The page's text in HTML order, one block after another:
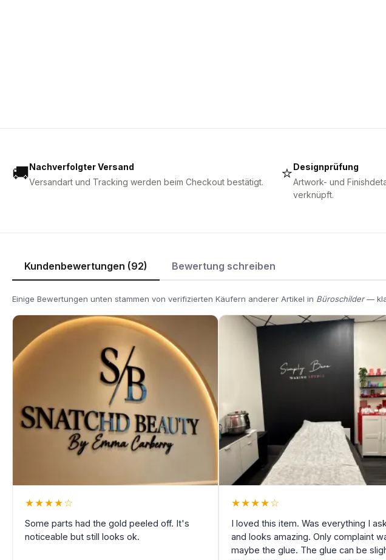
🚚Nachverfolgter Versand
Versandart und Tracking werden beim Checkout bestätigt.
⭐Designprüfung
Artwork- und
verknüpft.
Kundenbewertungen (92) Bewertung schreiben
Einige Bewertungen unten stammen von verifizierten Käufern anderer Artikel in Büroschilder—
★★★★☆
Some parts had the gold peeled off. It's
noticeable but still looks ok.
★★★★☆
I loved this item. Was everything I
and looks amazing. Only complaint
maybe the glue. The glue can be